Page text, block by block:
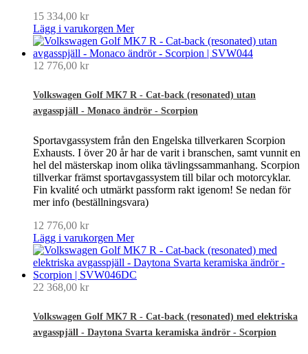
15 334,00 kr
Lägg i varukorgen Mer
12 776,00 kr
Volkswagen Golf MK7 R - Cat-back (resonated) utan
avgasspjäll - Monaco ändrör - Scorpion
Sportavgassystem från den Engelska tillverkaren Scorpion
Exhausts. I över 20 år har de varit i branschen, samt vunnit en
hel del mästerskap inom olika tävlingssammanhang. Scorpion
tillverkar främst sportavgassystem till bilar och motorcyklar.
Fin kvalité och utmärkt passform rakt igenom! Se nedan för
mer info (beställningsvara)
12 776,00 kr
Lägg i varukorgen Mer
22 368,00 kr
Volkswagen Golf MK7 R - Cat-back (resonated) med elektriska
avgasspjäll - Daytona Svarta keramiska ändrör - Scorpion